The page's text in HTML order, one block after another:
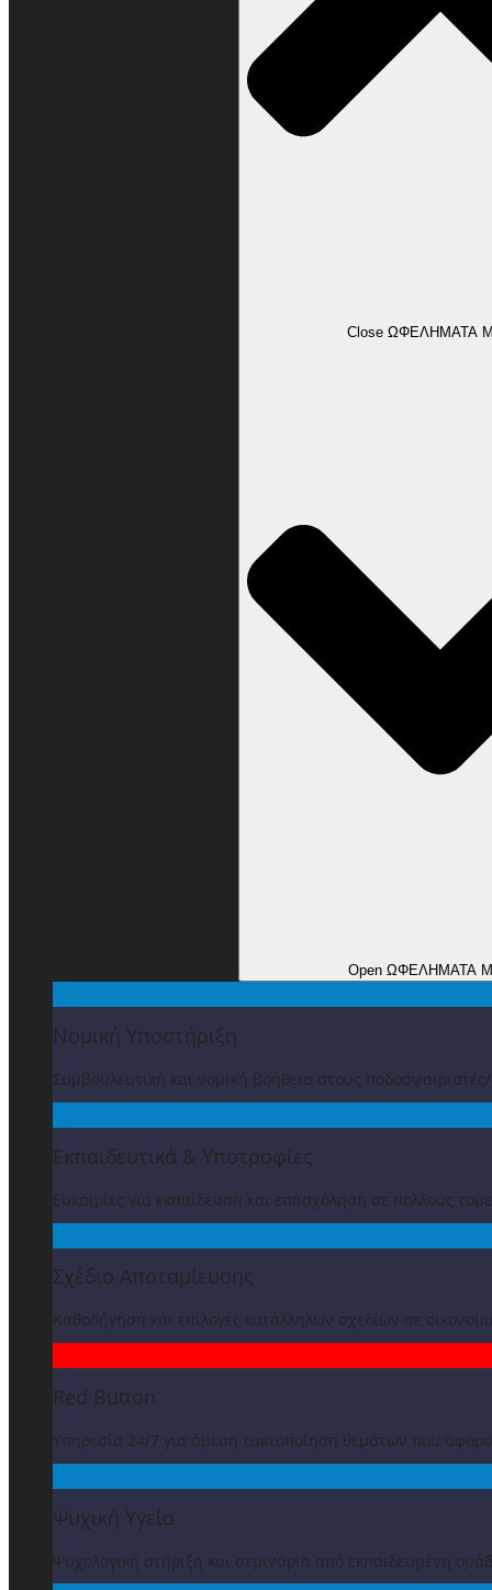
Close ΩΦΕΛΗΜΑΤΑ
Open ΩΦΕΛΗΜΑΤΑ
Νομική Υποστήριξη
Συμβουλευτική και νομική βοήθεια στους
Εκπαιδευτικά & Υποτροφίες
Ευκαιρίες για εκπαίδευση και επασχόληση σε πολλούς
Σχέδιο Αποταμίευσης
Καθοδήγηση και επιλογές κατάλληλων σχεδίων σε
Red Button
Υπηρεσία 24/7 για άμεση τακτοποίηση θεμάτων που
Ψυχική Υγεία
Ψυχολογική στήριξη και σεμινάρια από εκπαιδευμένη